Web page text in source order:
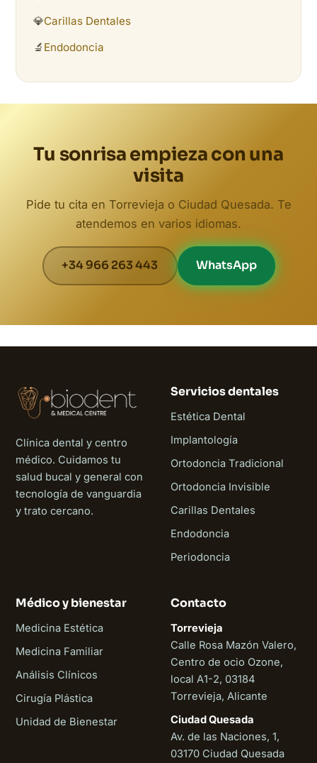
💎Carillas Dentales
🔬 Endodoncia
Tu sonrisa empieza con una
visita
Pide tu cita en Torrevieja o Ciudad Quesada. Te
atendemos en varios idiomas.
+34 966 263 443 WhatsApp
Clínica dental y centro
médico. Cuidamos tu
salud bucal y general con
tecnología de vanguardia
y trato cercano.
Servicios dentales
Estética Dental
Implantología
Ortodoncia Tradicional
Ortodoncia Invisible
Carillas Dentales
Endodoncia
Periodoncia
Médico y bienestar
Medicina Estética
Medicina Familiar
Análisis Clínicos
Cirugía Plástica
Unidad de Bienestar
Contacto
Torrevieja
Calle Rosa Mazón Valero,
Centro de ocio Ozone,
local A1-2, 03184
Torrevieja, Alicante
Ciudad Quesada
Av. de las Naciones, 1,
03170 Ciudad Quesada